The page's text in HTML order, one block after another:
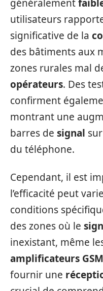
généralement
utilisateurs
significative de la
des bâtiments aux
zones rurales mal
opérateurs. Des
confirment
montrant une
barres de signal
du téléphone.
Cependant, il est
l’efficacité peut
conditions
des zones où le
inexistant, même
amplificateurs GSM
fournir une